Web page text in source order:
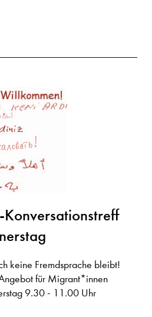
Konversationstreff
keine Fremdsprache bleibt!
für Migrant*innen
9.30 - 11.00 Uhr